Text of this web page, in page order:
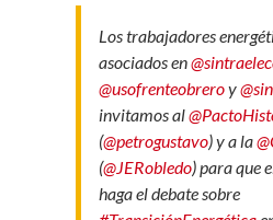
Los trabajadores
asociados en
@usofrenteobreroy
invitamos al
(@petrogustavo) y a la
(@JERobledo) para que
haga el debate sobre